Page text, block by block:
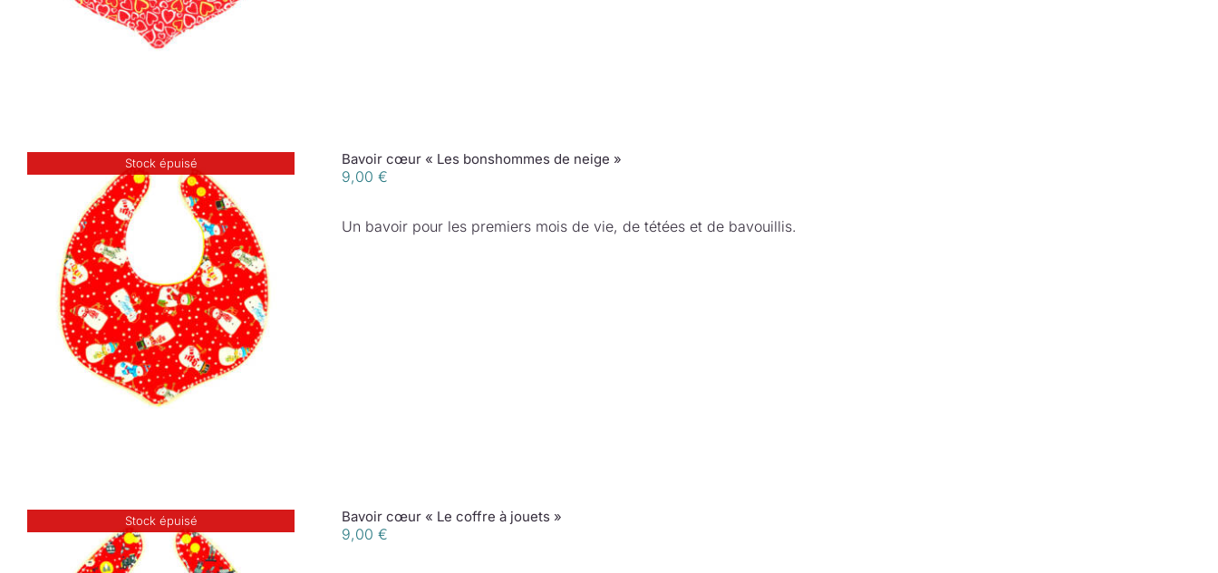
Stock épuisé Bavoir cœur « Les bonshommes de neige »
9,00 €
Un bavoir pour les premiers mois de vie, de tétées et de bavouillis.
Stock épuisé Bavoir cœur « Le coffre à jouets »
9,00 €